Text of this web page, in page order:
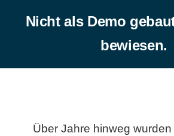
Nicht als Demo
bewiesen.
Über Jahre hinweg